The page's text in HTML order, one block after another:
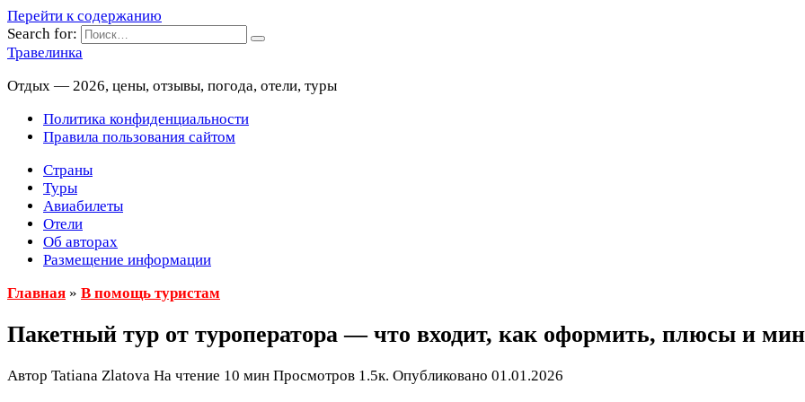
Перейти к содержанию
Search for:
Травелинка
Отдых — 2026, цены, отзывы, погода, отели, туры
Политика конфиденциальности
Правила пользования сайтом
Страны
Туры
Авиабилеты
Отели
Об авторах
Размещение информации
Главная » В помощь туристам
Пакетный тур от туроператора — что входит, как оформить, плюсы и
Автор Tatiana Zlatova На чтение 10 мин Просмотров 1.5к. Опубликовано 01.01.2026